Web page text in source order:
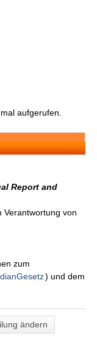
mal aufgerufen.
Report and
Verantwortung von
zum
) und dem
ändern